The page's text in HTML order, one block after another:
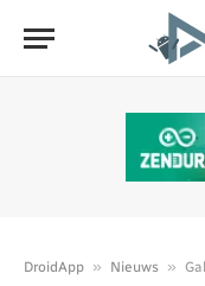
DroidApp » Nieuws »